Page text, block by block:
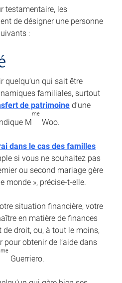
testamentaire, les
de désigner une personne
:
quelqu’un qui sait être
familiales, surtout
de patrimoine d’une
M
me
Woo.
dans le cas des familles
si vous ne souhaitez pas
ou second mariage gère
monde », précise-t-elle.
situation financière, votre
en matière de finances
de droit, ou, à tout le moins,
pour obtenir de l’aide dans
me
Guerriero.